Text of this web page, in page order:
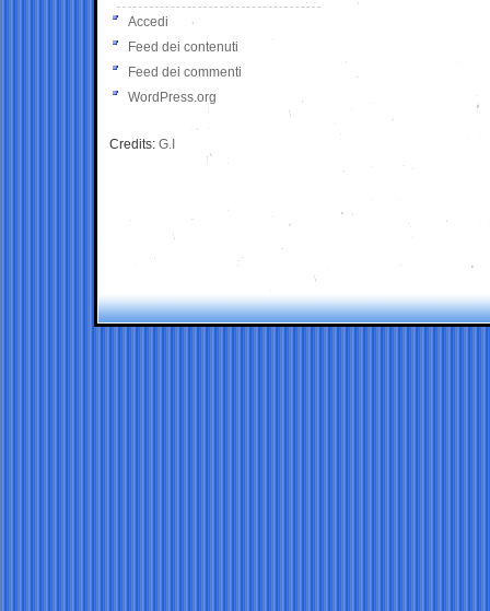
Accedi
Feed dei contenuti
Feed dei commenti
WordPress.org
Credits: G.I